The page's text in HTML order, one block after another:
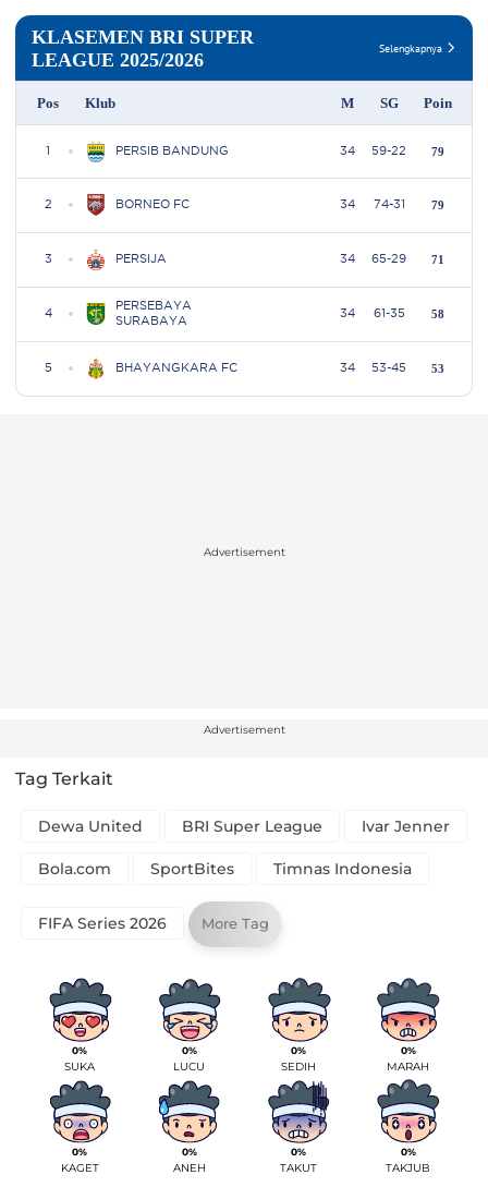
Advertisement
Advertisement
Tag Terkait
Dewa United BRI Super League Ivar Jenner
Bola.com SportBites Timnas Indonesia
FIFA Series 2026 More Tag
0%
SUKA
0%
LUCU
0%
SEDIH
0%
MARAH
0%
KAGET
0%
ANEH
0%
TAKUT
0%
TAKJUB